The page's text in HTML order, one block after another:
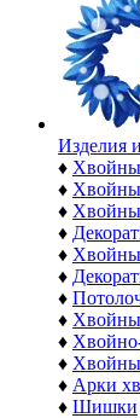
Изделия
♦
♦
♦
♦
♦
♦
♦
♦
♦
♦
♦ Арки
♦ Шишки